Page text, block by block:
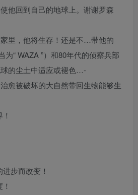
他回到自己的地球上。谢谢罗森
里，他将生存！还是不…带他的
为“ WAZA ”）和80年代的侦察兵部
的尘土中适应或褪色…-
愈被破坏的大自然带回生物能够生
步而改变！